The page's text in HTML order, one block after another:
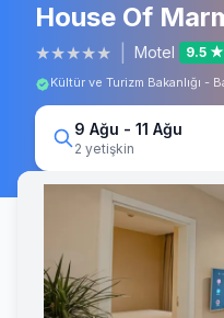
House Of
★★★★★ Motel 9.5 ★
Kültür ve Turizm Bakanlığı -
9 Ağu - 11 Ağu
2 yetişkin